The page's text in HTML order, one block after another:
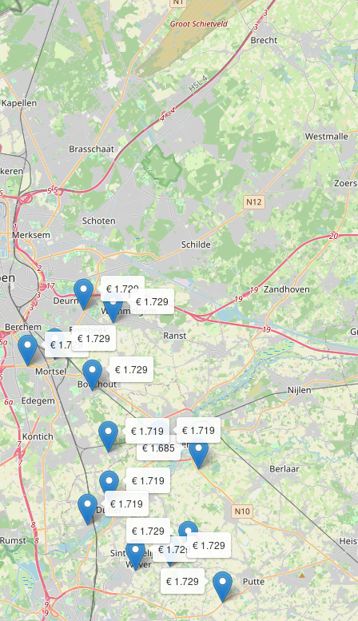
€ 1.685
€ 1.719
€ 1.719
€ 1.719 € 1.719
€ 1.729 € 1.729
€ 1.729
€ 1.729
€ 1.729
€ 1.729
€ 1.729€ 1.729
€ 1.729